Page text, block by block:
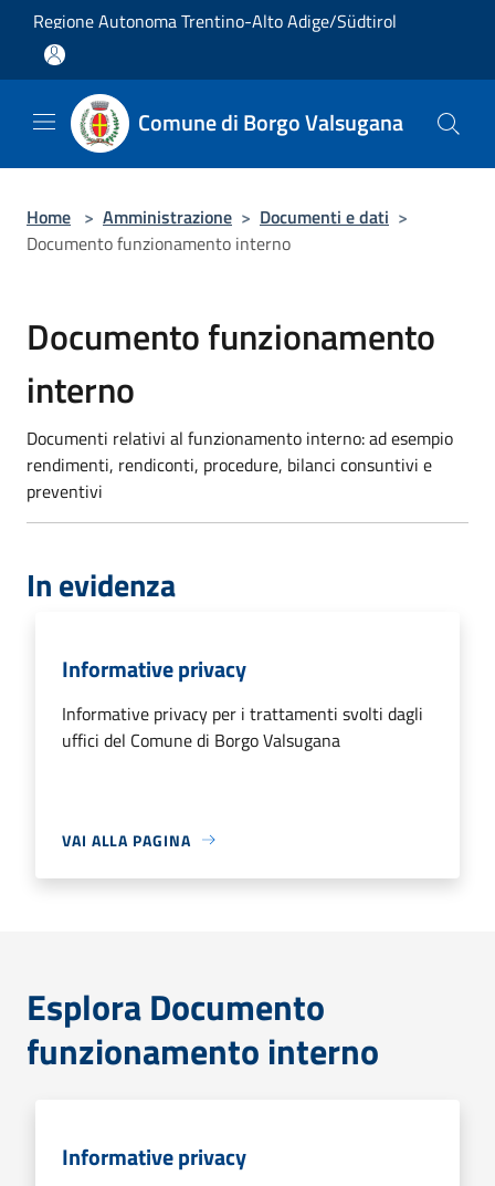
Salta al contenuto principale
Regione Autonoma Trentino-Alto Adige/Südtirol
Comune di Borgo Valsugana
Home > Amministrazione > Documenti e dati >
Documento funzionamento interno
Documento funzionamento
interno
Documenti relativi al funzionamento interno: ad esempio
rendimenti, rendiconti, procedure, bilanci consuntivi e
preventivi
In evidenza
Informative privacy
Informative privacy per i trattamenti svolti dagli
uffici del Comune di Borgo Valsugana
VAI ALLA PAGINA
Esplora Documento
funzionamento interno
Informative privacy